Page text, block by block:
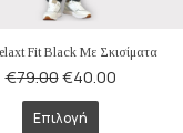
Fit Black Με Σκισίματα
€79.00€40.00
Επιλογή